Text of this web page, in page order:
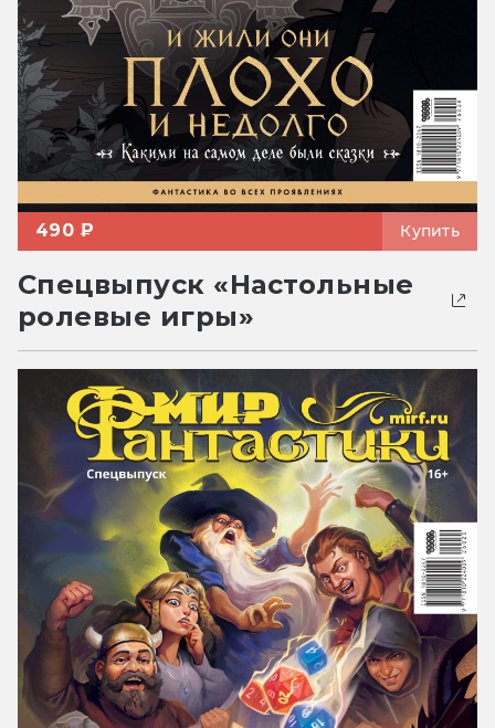
490 ₽ Купить
Спецвыпуск «Настольные
ролевые игры»